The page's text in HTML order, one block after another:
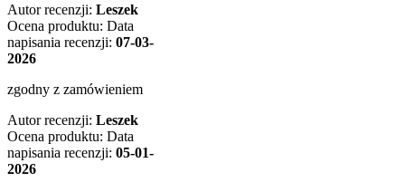
Autor recenzji: Leszek
Ocena produktu: Data
napisania recenzji: 07-03-
2026
zgodny z zamówieniem
Autor recenzji: Leszek
Ocena produktu: Data
napisania recenzji: 05-01-
2026